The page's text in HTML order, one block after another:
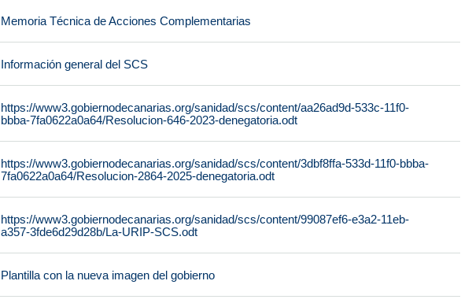
Memoria Técnica de Acciones Complementarias
Información general del SCS
https://www3.gobiernodecanarias.org/sanidad/scs/content/aa26ad9d-533c-11f0-
bbba-7fa0622a0a64/Resolucion-646-2023-denegatoria.odt
https://www3.gobiernodecanarias.org/sanidad/scs/content/3dbf8ffa-533d-11f0-bbba-
7fa0622a0a64/Resolucion-2864-2025-denegatoria.odt
https://www3.gobiernodecanarias.org/sanidad/scs/content/99087ef6-e3a2-11eb-
a357-3fde6d29d28b/La-URIP-SCS.odt
Plantilla con la nueva imagen del gobierno